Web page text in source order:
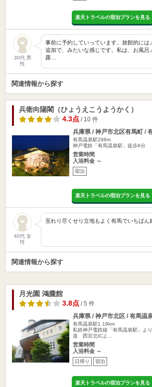
楽天トラベルの宿泊プランを見る
30代 男
性
事前に予約していっています。旅館的には
追加で、みたいな感じです。私は、お風
露…
関連情報から探す
兵衛向陽閣（ひょうえこうようかく）
4.3点/ 10 件
兵庫県 / 神戸市北区有馬町 /
有馬温泉駅298m
神戸電鉄「有馬温泉駅」徒歩6分
営業時間
入浴料金 ～
宿泊
楽天トラベルの宿泊プランを見る
40代 女
性
至れり尽くせり立地もよく有馬でいちばん
関連情報から探す
月光園 鴻朧館
3.8点/ 5 件
兵庫県 / 神戸市北区 / 有馬温
有馬温泉駅1.19km
私鉄神戸電鉄線「有馬温泉駅」よ
道 西宮北ICよ…
営業時間
入浴料金 ～
日帰り 宿泊
楽天トラベルの宿泊プランを見る